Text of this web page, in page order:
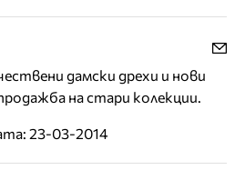
дамски дрехи и нови
на стари колекции.
23-03-2014